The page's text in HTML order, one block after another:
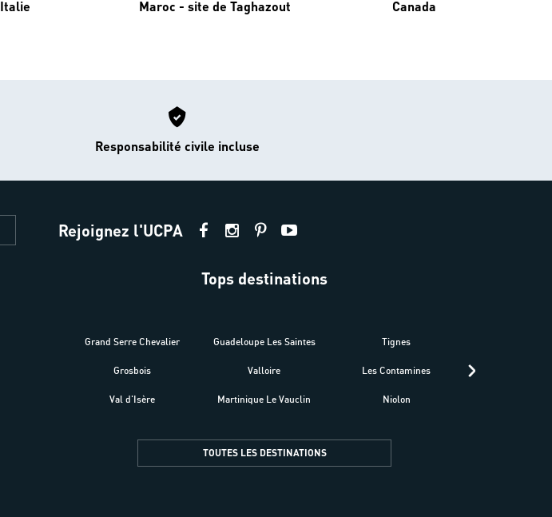
Italie Maroc - site de Taghazout Canada
Responsabilité civile incluse
Rejoignez l'UCPA
Trek-Randonnée pédestre
Parapente
Plongée
Tops destinations
Grand Serre Chevalier
Grosbois
Val d'Isère
Guadeloupe Les Saintes
Valloire
Martinique Le Vauclin
Tignes
Les Contamines
Niolon
TOUTES LES DESTINATIONS